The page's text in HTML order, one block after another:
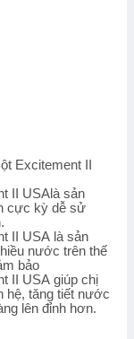
Excitement II
II USAlà sản
cực kỳ dễ sử
II USA là sản
nước trên thế
bảo
II USA giúp chị
hệ, tăng tiết nước
lên đỉnh hơn.